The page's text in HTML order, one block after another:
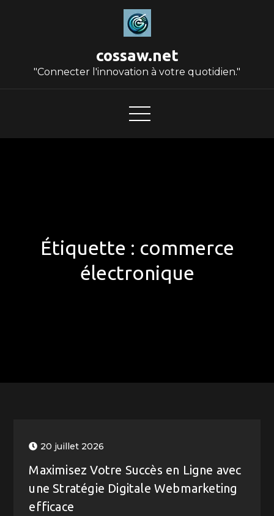
cossaw.net
"Connecter l'innovation à votre quotidien."
Étiquette : commerce
électronique
20 juillet 2026
Maximisez Votre Succès en Ligne avec
une Stratégie Digitale Webmarketing
efficace